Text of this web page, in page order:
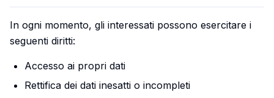
In ogni momento, gli interessati possono esercitare i
seguenti diritti:
Accesso ai propri dati
Rettifica dei dati inesatti o incompleti